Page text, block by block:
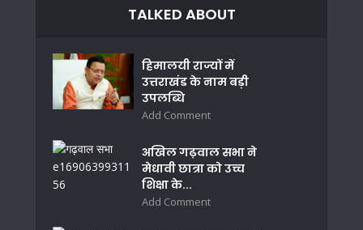
TALKED ABOUT
हिमालयी राज्यों में
उत्तराखंड के नाम बड़ी
उपलब्धि
Add Comment
अखिल गढ़वाल सभा ने
मेधावी छात्रा को उच्च
शिक्षा के...
Add Comment